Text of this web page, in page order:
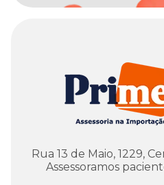
Rua 13 de Maio, 1229,
Assessoramos